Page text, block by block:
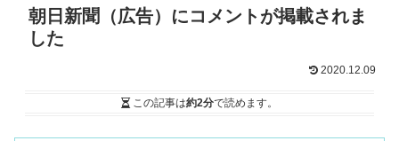
朝日新聞（広告）にコメントが掲載されま
した
2020.12.09
この記事は約2分で読めます。